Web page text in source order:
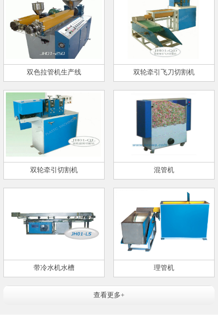
双色拉管机生产线 双轮牵引飞刀切割机
双轮牵引切割机 混管机
带冷水机水槽 理管机
查看更多+